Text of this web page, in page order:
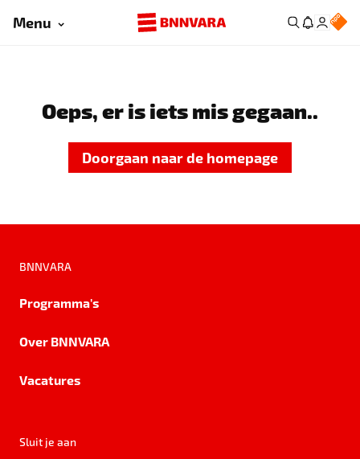
Menu
Oeps, er is iets mis gegaan..
Doorgaan naar de homepage
BNNVARA
Programma's
Over BNNVARA
Vacatures
Sluit je aan